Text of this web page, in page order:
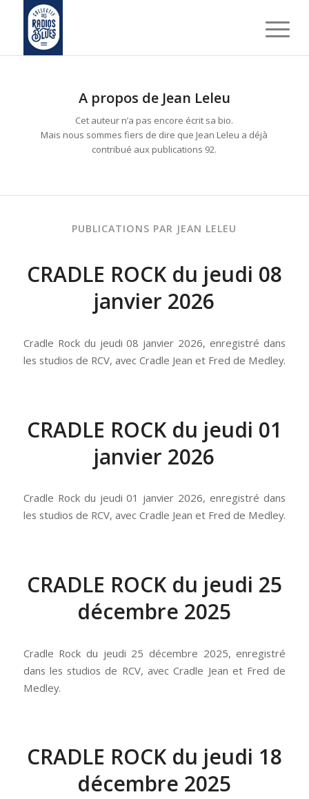
A propos de Jean Leleu
Cet auteur n’a pas encore écrit sa bio.
Mais nous sommes fiers de dire que Jean Leleu a déjà
contribué aux publications 92.
PUBLICATIONS PAR JEAN LELEU
CRADLE ROCK du jeudi 08
janvier 2026
Cradle Rock du jeudi 08 janvier 2026, enregistré dans
les studios de RCV, avec Cradle Jean et Fred de Medley.
CRADLE ROCK du jeudi 01
janvier 2026
Cradle Rock du jeudi 01 janvier 2026, enregistré dans
les studios de RCV, avec Cradle Jean et Fred de Medley.
CRADLE ROCK du jeudi 25
décembre 2025
Cradle Rock du jeudi 25 décembre 2025, enregistré
dans les studios de RCV, avec Cradle Jean et Fred de
Medley.
CRADLE ROCK du jeudi 18
décembre 2025